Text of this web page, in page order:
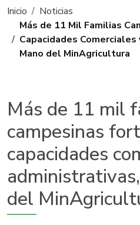
Ruta de navegación
Inicio
Noticias
Más de 11 Mil Familias
Capacidades
Mano del MinAgricultura
Más de 11 mil
campesinas
capacidades
del